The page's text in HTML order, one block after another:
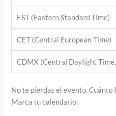
EST (Eastern Standard Time)
CET (Central European Time)
CDMX (Central Daylight
No te pierdas el evento. Cuánto
Marca tu calendario.